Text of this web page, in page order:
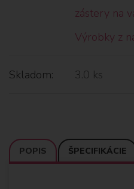
zástery na
Výrobky z
Skladom: 3.0 ks
POPIS ŠPECIFIKÁCIE